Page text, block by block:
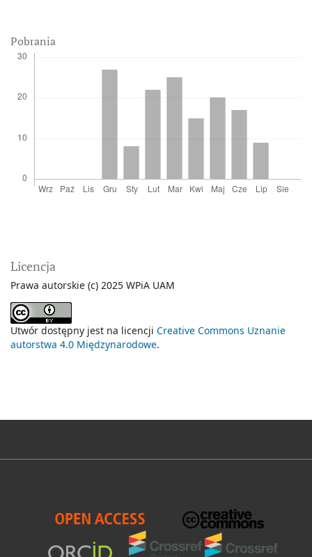
Pobrania
Licencja
Prawa autorskie (c) 2025 WPiA UAM
Utwór dostępny jest na licencji Creative Commons Uznanie
autorstwa 4.0 Międzynarodowe.